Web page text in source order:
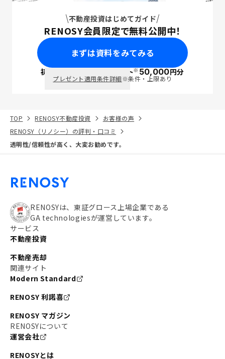
不動産投資はじめてガイド
RENOSY会員限定で無料公開中！
まずは資料をみてみる
初回面談で ポイント※50,000円分
プレゼント適用条件詳細※条件・上限あり
TOP RENOSY不動産投資
お客様の声
RENOSY（リノシー）の評判・口コミ
透明性/信頼性が高く、大変お勧めです。
RENOSYは、東証グロース上場企業である
GA technologiesが運営しています。
サービス
不動産投資
不動産売却
関連サイト
Modern Standard
RENOSY 利諾喜
RENOSY マガジン
RENOSYについて
運営会社
RENOSYとは